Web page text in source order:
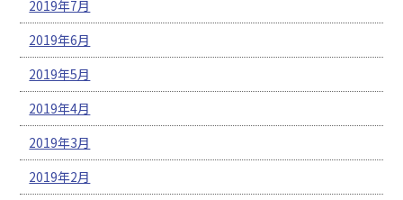
2019年7月
2019年6月
2019年5月
2019年4月
2019年3月
2019年2月